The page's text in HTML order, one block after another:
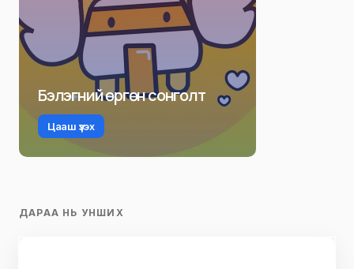
Бэлэгний өргөн сонголт
Цааш үзэх
ДАРАА НЬ УНШИХ